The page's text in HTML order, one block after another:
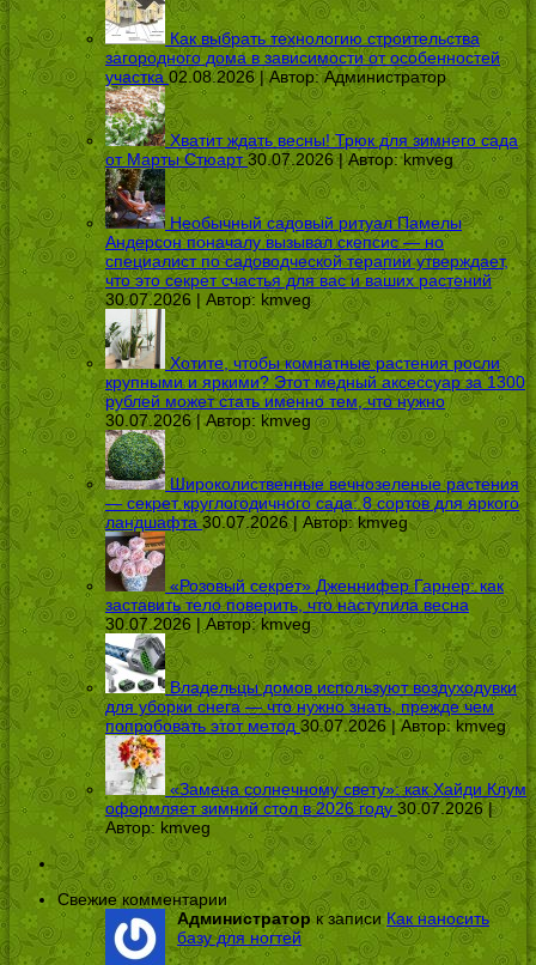
Как выбрать технологию строительства
загородного дома в зависимости от особенностей
участка 02.08.2026 | Автор:Администратор
Хватит ждать весны! Трюк для зимнего сада
от Марты Стюарт 30.07.2026 | Автор:kmveg
Необычный садовый ритуал Памелы
Андерсон поначалу вызывал скепсис — но
специалист по садоводческой терапии утверждает,
что это секрет счастья для вас и ваших растений
30.07.2026 | Автор: kmveg
Хотите, чтобы комнатные растения росли
крупными и яркими? Этот медный аксессуар за 1300
рублей может стать именно тем, что нужно
30.07.2026 | Автор: kmveg
Широколиственные вечнозеленые растения
— секрет круглогодичного сада: 8 сортов для яркого
ландшафта 30.07.2026 | Автор:kmveg
«Розовый секрет» Дженнифер Гарнер: как
заставить тело поверить, что наступила весна
30.07.2026 | Автор:kmveg
Владельцы домов используют воздуходувки
для уборки снега — что нужно знать, прежде чем
попробовать этот метод 30.07.2026 | Автор:kmveg
«Замена солнечному свету»: как Хайди Клум
оформляет зимний стол в 2026 году 30.07.2026 |
Автор: kmveg
Свежие комментарии
Администраторк записи Как наносить
базу для ногтей